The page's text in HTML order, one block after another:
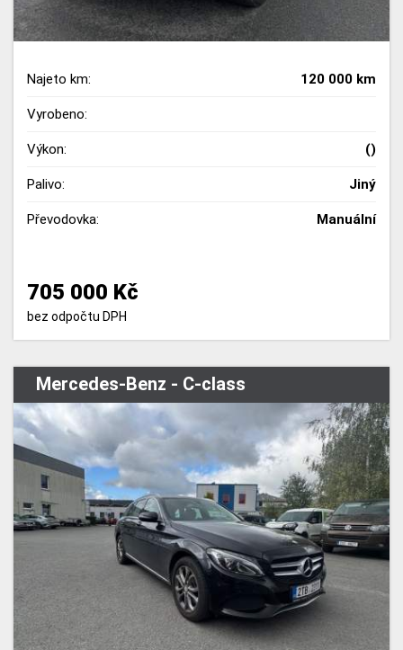
Najeto km: 120 000 km
Vyrobeno:
Výkon: ()
Palivo: Jiný
Převodovka: Manuální
705 000 Kč
bez odpočtu DPH
Mercedes-Benz - C-class